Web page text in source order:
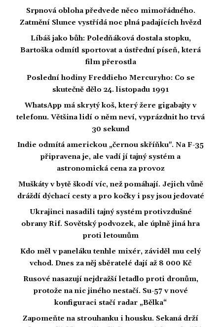
Srpnová obloha předvede něco mimořádného.
Zatmění Slunce vystřídá noc plná padajících hvězd
Líbáš jako bůh: Poledňáková dostala stopku,
Bartoška odmítl sportovat a ústřední píseň, která
film přerostla
Poslední hodiny Freddieho Mercuryho: Co se
skutečně dělo 24. listopadu 1991
WhatsApp má skrytý koš, který žere gigabajty v
telefonu. Většina lidí o něm neví, vyprázdnit ho trvá
30 sekund
Indie odmítá americkou „černou skříňku". Na F-35
připravena je, ale vadí jí tajný systém a
astronomická cena za provoz
Muškáty v bytě škodí víc, než pomáhají. Jejich vůně
dráždí dýchací cesty a pro kočky i psy jsou jedovaté
Ukrajinci nasadili tajný systém protivzdušné
obrany Rif. Sovětský podvozek, ale úplně jiná hra
proti letounům
Kdo měl v paneláku tenhle mixér, záviděl mu celý
vchod. Dnes za něj sběratelé dají až 8 000 Kč
Rusové nasazují nejdražší letadlo proti dronům,
protože na nic jiného nestačí. Su-57 v nové
konfiguraci stačí radar „Bělka“
Zapomeňte na strouhanku i housku. Sekaná drží